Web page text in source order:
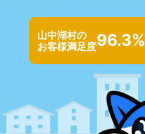
山中湖村の
お客様満足度96.3%